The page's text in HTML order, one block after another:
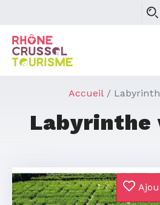
Accueil
Labyrinthe